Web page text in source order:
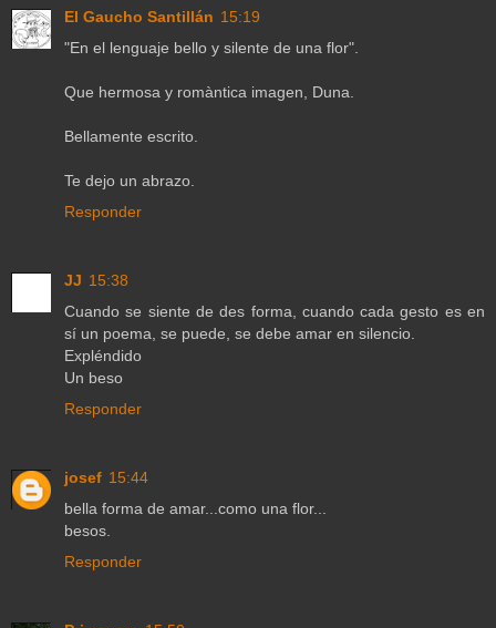
El Gaucho Santillán 15:19
"En el lenguaje bello y silente de una flor".
Que hermosa y romàntica imagen, Duna.
Bellamente escrito.
Te dejo un abrazo.
Responder
JJ 15:38
Cuando se siente de des forma, cuando cada gesto es en
sí un poema, se puede, se debe amar en silencio.
Expléndido
Un beso
Responder
josef 15:44
bella forma de amar...como una flor...
besos.
Responder